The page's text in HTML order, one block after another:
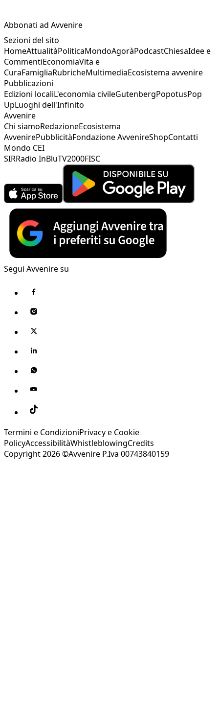
Abbonati ad Avvenire
Sezioni del sito
HomeAttualitàPoliticaMondoAgoràPodcastChiesaIdee e
CommentiEconomiaVita e
CuraFamigliaRubricheMultimediaEcosistema avvenire
Pubblicazioni
Edizioni localiL'economia civileGutenbergPopotusPop
UpLuoghi dell'Infinito
Avvenire
Chi siamoRedazioneEcosistema
AvvenirePubblicitàFondazione AvvenireShopContatti
Mondo CEI
SIRRadio InBluTV2000FISC
Segui Avvenire su
Termini e CondizioniPrivacy e Cookie
PolicyAccessibilitàWhistleblowingCredits
Copyright 2026 ©Avvenire P.Iva 00743840159